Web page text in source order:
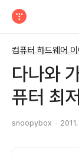
컴퓨터 하드웨어 이
다나와
퓨터 최
snoopybox